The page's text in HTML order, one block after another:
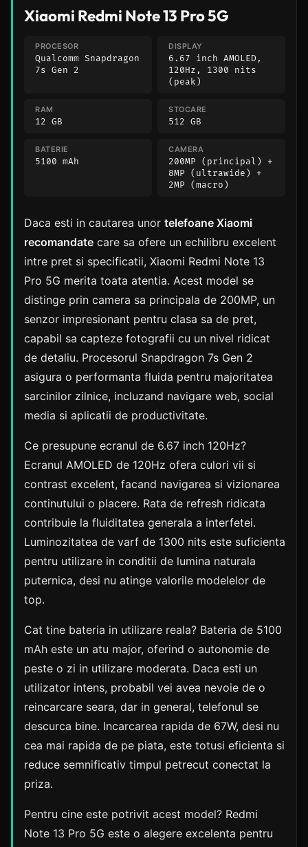
Xiaomi Redmi Note 13 Pro 5G
PROCESOR
Qualcomm Snapdragon
7s Gen 2
DISPLAY
6.67 inch AMOLED,
120Hz, 1300 nits
(peak)
RAM
12 GB
STOCARE
512 GB
BATERIE
5100 mAh
CAMERA
200MP (principal) +
8MP (ultrawide) +
2MP (macro)
Daca esti in cautarea unor telefoane Xiaomi
recomandate care sa ofere un echilibru excelent
intre pret si specificatii, Xiaomi Redmi Note 13
Pro 5G merita toata atentia. Acest model se
distinge prin camera sa principala de 200MP, un
senzor impresionant pentru clasa sa de pret,
capabil sa capteze fotografii cu un nivel ridicat
de detaliu. Procesorul Snapdragon 7s Gen 2
asigura o performanta fluida pentru majoritatea
sarcinilor zilnice, incluzand navigare web, social
media si aplicatii de productivitate.
Ce presupune ecranul de 6.67 inch 120Hz?
Ecranul AMOLED de 120Hz ofera culori vii si
contrast excelent, facand navigarea si vizionarea
continutului o placere. Rata de refresh ridicata
contribuie la fluiditatea generala a interfetei.
Luminozitatea de varf de 1300 nits este suficienta
pentru utilizare in conditii de lumina naturala
puternica, desi nu atinge valorile modelelor de
top.
Cat tine bateria in utilizare reala? Bateria de 5100
mAh este un atu major, oferind o autonomie de
peste o zi in utilizare moderata. Daca esti un
utilizator intens, probabil vei avea nevoie de o
reincarcare seara, dar in general, telefonul se
descurca bine. Incarcarea rapida de 67W, desi nu
cea mai rapida de pe piata, este totusi eficienta si
reduce semnificativ timpul petrecut conectat la
priza.
Pentru cine este potrivit acest model? Redmi
Note 13 Pro 5G este o alegere excelenta pentru